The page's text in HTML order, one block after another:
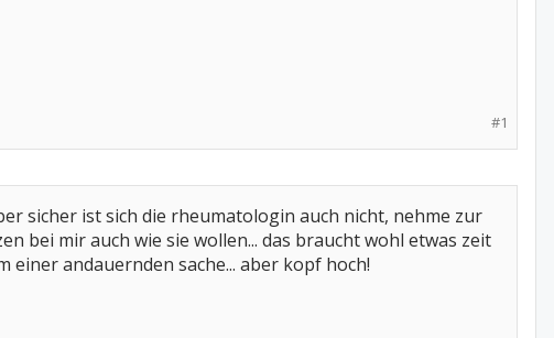
#1
sicher ist sich die rheumatologin auch nicht, nehme zur
bei mir auch wie sie wollen... das braucht wohl etwas zeit
andauernden sache... aber kopf hoch!